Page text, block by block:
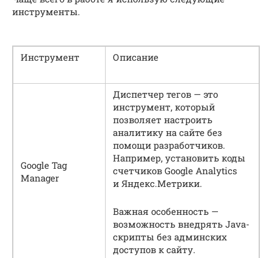
инструменты.
Инструмент Описание
Google Tag
Manager
Диспетчер тегов — это
инструмент, который
позволяет настроить
аналитику на сайте без
помощи разработчиков.
Например, установить коды
счетчиков Google Analytics
и Яндекс.Метрики.
Важная особенность —
возможность внедрять Java-
скрипты без админских
доступов к сайту.